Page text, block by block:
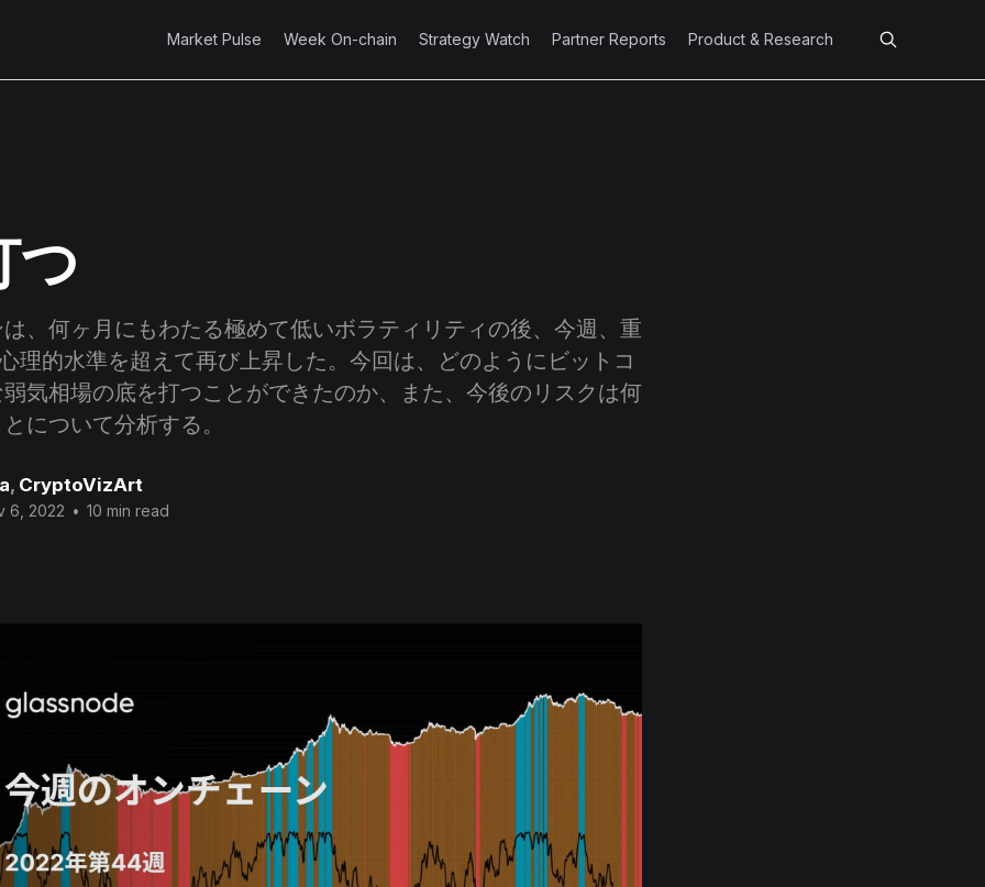
Market Pulse Week On-chain Strategy Watch Partner Reports Product & Research
つ
、何ヶ月にもわたる極めて低いボラティリティの後、今週、重
理的水準を超えて再び上昇した。今回は、どのようにビットコ
気相場の底を打つことができたのか、また、今後のリスクは何
について分析する。
, CryptoVizArt
6, 2022 • 10 min read